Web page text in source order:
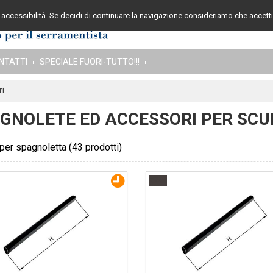
Assistenza
SPECIALE FUORI-TUTTO!!!
ED ACCESSORI PER
spagnoletta(43 prodotti)
Se decidi di continuare la navigazione consideriamo che